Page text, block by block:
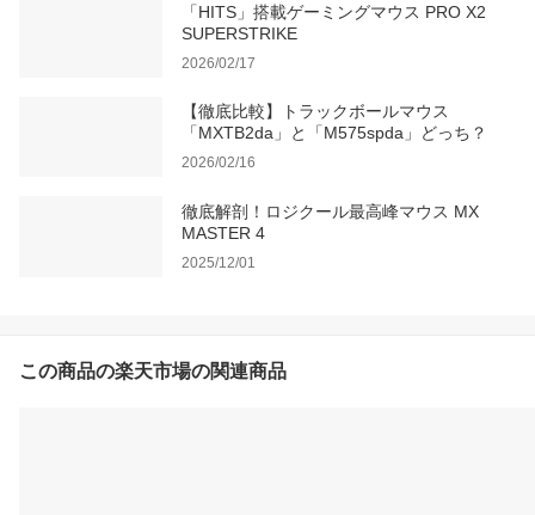
「HITS」搭載ゲーミングマウス PRO X2
SUPERSTRIKE
2026/02/17
【徹底比較】トラックボールマウス
「MXTB2da」と「M575spda」どっち？
2026/02/16
徹底解剖！ロジクール最高峰マウス MX
MASTER 4
2025/12/01
この商品の楽天市場の関連商品